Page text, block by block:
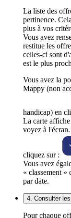
La liste des
pertinence.
plus à vos
Vous avez
restitue les
celles-ci sont
est le plus
Vous avez la
Mappy (non
handicap) en
La carte
voyez à
cliquez sur :
Vous avez
« classement »
par date.
4. Consulter
Pour chaque